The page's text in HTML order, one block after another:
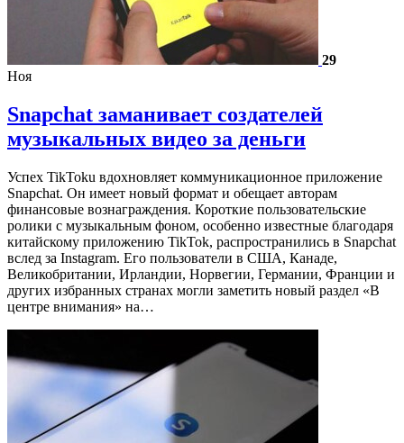
29
Ноя
Snapchat заманивает создателей
музыкальных видео за деньги
Успех TikToku вдохновляет коммуникационное приложение
Snapchat. Он имеет новый формат и обещает авторам
финансовые вознаграждения. Короткие пользовательские
ролики с музыкальным фоном, особенно известные благодаря
китайскому приложению TikTok, распространились в Snapchat
вслед за Instagram. Его пользователи в США, Канаде,
Великобритании, Ирландии, Норвегии, Германии, Франции и
других избранных странах могли заметить новый раздел «В
центре внимания» на…